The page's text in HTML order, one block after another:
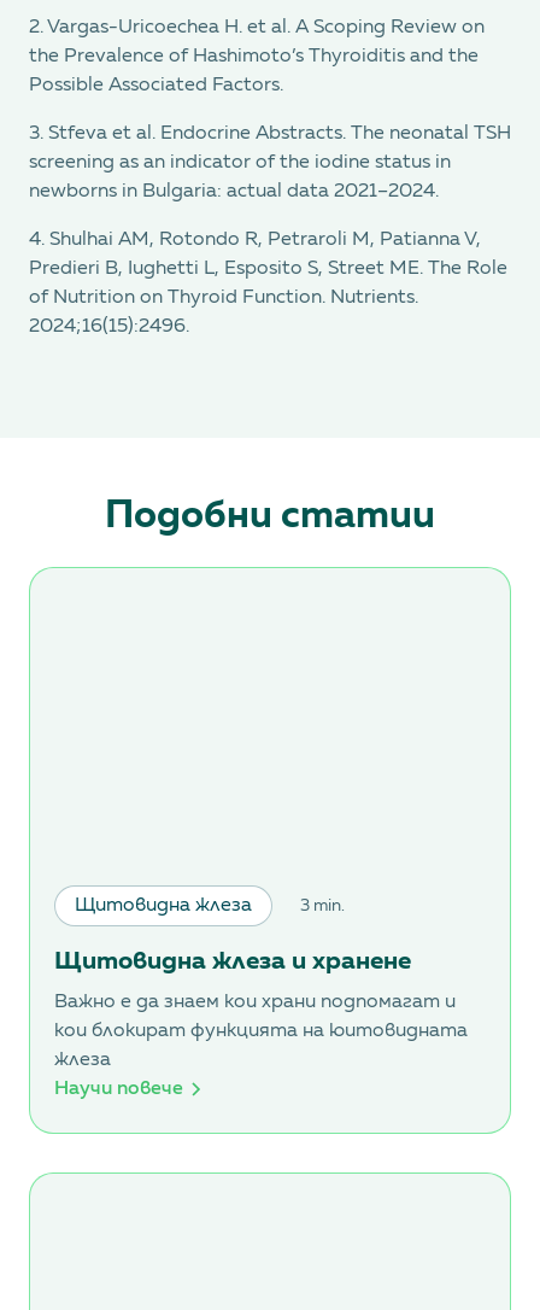
2. Vargas-Uricoechea H. et al. A Scoping Review on
the Prevalence of Hashimoto’s Thyroiditis and the
Possible Associated Factors.
3. Stfeva et al. Endocrine Abstracts. The neonatal TSH
screening as an indicator of the iodine status in
newborns in Bulgaria: actual data 2021–2024.
4. Shulhai AM, Rotondo R, Petraroli M, Patianna V,
Predieri B, Iughetti L, Esposito S, Street ME. The Role
of Nutrition on Thyroid Function. Nutrients.
2024;16(15):2496.
Подобни статии
Щитовидна жлеза 3 min.
Щитовидна жлеза и хранене
Важно е да знаем кои храни подпомагат и
кои блокират функцията на юитовидната
жлеза
Научи повече